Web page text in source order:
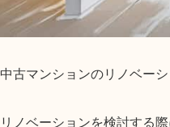
中古マンションのリノベー
リノベーションを検討する